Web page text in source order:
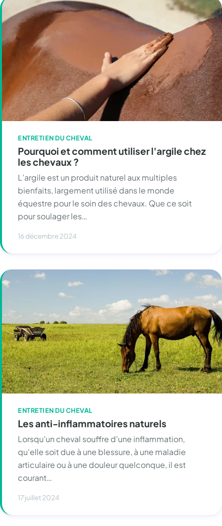
ENTRETIEN DU CHEVAL
Pourquoi et comment utiliser l'argile chez
les chevaux ?
L’argile est un produit naturel aux multiples
bienfaits, largement utilisé dans le monde
équestre pour le soin des chevaux. Que ce soit
pour soulager les…
16 décembre 2024
ENTRETIEN DU CHEVAL
Les anti-inflammatoires naturels
Lorsqu'un cheval souffre d'une inflammation,
qu'elle soit due à une blessure, à une maladie
articulaire ou à une douleur quelconque, il est
courant…
17 juillet 2024